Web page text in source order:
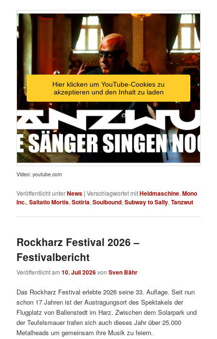
Hier klicken um YouTube-Cookies zu
akzeptieren und den Inhalt zu laden
Video: youtube.com
Veröffentlicht unterNews |Verschlagwortet mitHeldmaschine,Mono
Inc.,Saltatio Mortis,Sotiria,Soulbound,Subway to Sally,Tanzwut
Rockharz Festival 2026 –
Festivalbericht
Veröffentlicht am10. Juli 2026vonSven Bähr
Das Rockharz Festival erlebte 2026 seine 33. Auflage. Seit nun
schon 17 Jahren ist der Austragungsort des Spektakels der
Flugplatz von Ballenstedt im Harz. Zwischen dem Solarpark und
der Teufelsmauer trafen sich auch dieses Jahr über 25.000
Metalheads um gemeinsam ihre Musik zu feiern.